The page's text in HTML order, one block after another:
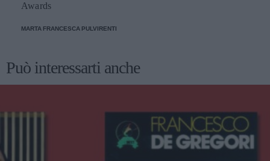
Awards
MARTA FRANCESCA PULVIRENTI
Può interessarti anche